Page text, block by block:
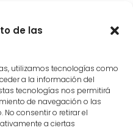
de las
utilizamos tecnologías como
a la información del
tecnologías nos permitirá
de navegación o las
consentir o retirar el
a ciertas
de vivienda
permanente y
vulnerables”.
la mano al
colaborar y asegurar
sea
de vivienda.